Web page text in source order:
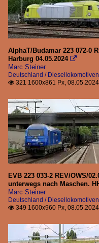
Meine "70er"
Rhein Tour 2025
Gattung
AlphaT/Budamar 223 072-0
Harburg 04.05.2024 
Marc Steiner
Deutschland /
 321 1600x861 Px, 08.05.2024
EVB 223 033-2 REV/OWS/
unterwegs nach Maschen.
Marc Steiner
Deutschland /
 349 1600x960 Px, 08.05.2024